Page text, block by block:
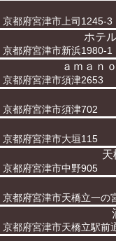
京都府宮津市上司1245-3
ホテ
京都府宮津市新浜1980-1
ａｍａｎ
京都府宮津市須津2653
京都府宮津市須津702
京都府宮津市大垣115
天
京都府宮津市中野905
京都府宮津市天橋立一の
京都府宮津市天橋立駅前